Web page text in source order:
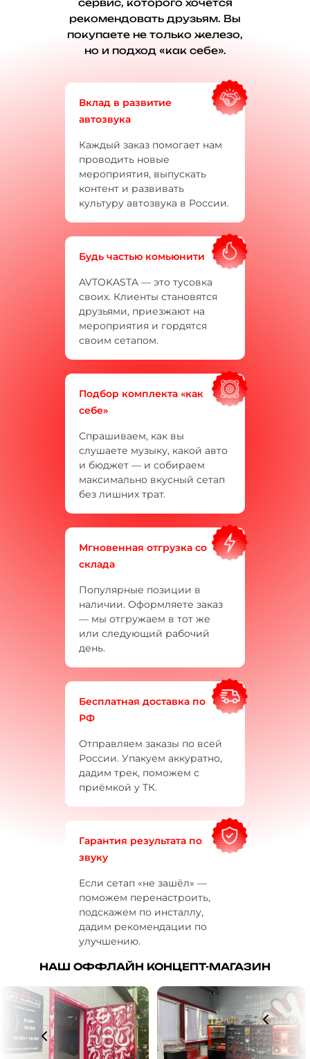
сервис, которого хочется
рекомендовать друзьям. Вы
покупаете не только железо,
но и подход «как себе».
Вклад в развитие
автозвука
Каждый заказ помогает нам
проводить новые
мероприятия, выпускать
контент и развивать
культуру автозвука в России.
Будь частью комьюнити
AVTOKASTA — это тусовка
своих. Клиенты становятся
друзьями, приезжают на
мероприятия и гордятся
своим сетапом.
Подбор комплекта «как
себе»
Спрашиваем, как вы
слушаете музыку, какой авто
и бюджет — и собираем
максимально вкусный сетап
без лишних трат.
Мгновенная отгрузка со
склада
Популярные позиции в
наличии. Оформляете заказ
— мы отгружаем в тот же
или следующий рабочий
день.
Бесплатная доставка по
РФ
Отправляем заказы по всей
России. Упакуем аккуратно,
дадим трек, поможем с
приёмкой у ТК.
Гарантия результата по
звуку
Если сетап «не зашёл» —
поможем перенастроить,
подскажем по инсталлу,
дадим рекомендации по
улучшению.
НАШ ОФФЛАЙН КОНЦЕПТ-МАГАЗИН